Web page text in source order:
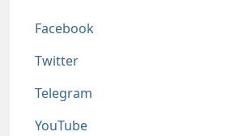
Соц сети
Facebook
Twitter
Telegram
YouTube